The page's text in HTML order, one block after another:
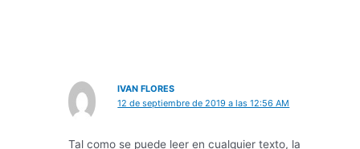
IVAN FLORES
12 de septiembre de 2019 a las 12:56 AM
Tal como se puede leer en cualquier texto, la